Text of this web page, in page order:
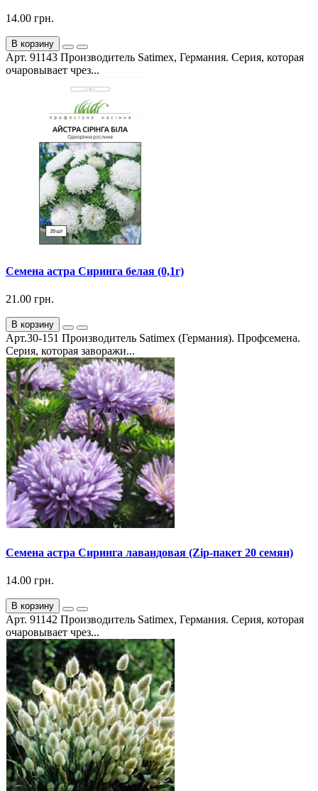
14.00 грн.
В корзину
Арт. 91143 Производитель Satimex, Германия. Серия, которая
очаровывает чрез...
Семена астра Сиринга белая (0,1г)
21.00 грн.
В корзину
Арт.30-151 Производитель Satimex (Германия). Профсемена.
Серия, которая заворажи...
Семена астра Сиринга лавандовая (Zip-пакет 20 семян)
14.00 грн.
В корзину
Арт. 91142 Производитель Satimex, Германия. Серия, которая
очаровывает чрез...